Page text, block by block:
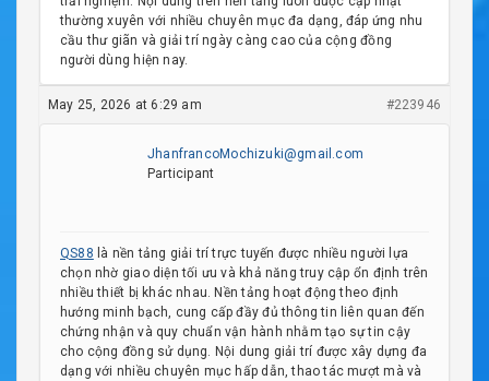
thường xuyên với nhiều chuyên mục đa dạng, đáp ứng nhu
cầu thư giãn và giải trí ngày càng cao của cộng đồng
người dùng hiện nay.
May 25, 2026 at 6:29 am #223946
JhanfrancoMochizuki@gmail.com
Participant
QS88 là nền tảng giải trí trực tuyến được nhiều người lựa
chọn nhờ giao diện tối ưu và khả năng truy cập ổn định trên
nhiều thiết bị khác nhau. Nền tảng hoạt động theo định
hướng minh bạch, cung cấp đầy đủ thông tin liên quan đến
chứng nhận và quy chuẩn vận hành nhằm tạo sự tin cậy
cho cộng đồng sử dụng. Nội dung giải trí được xây dựng đa
dạng với nhiều chuyên mục hấp dẫn, thao tác mượt mà và